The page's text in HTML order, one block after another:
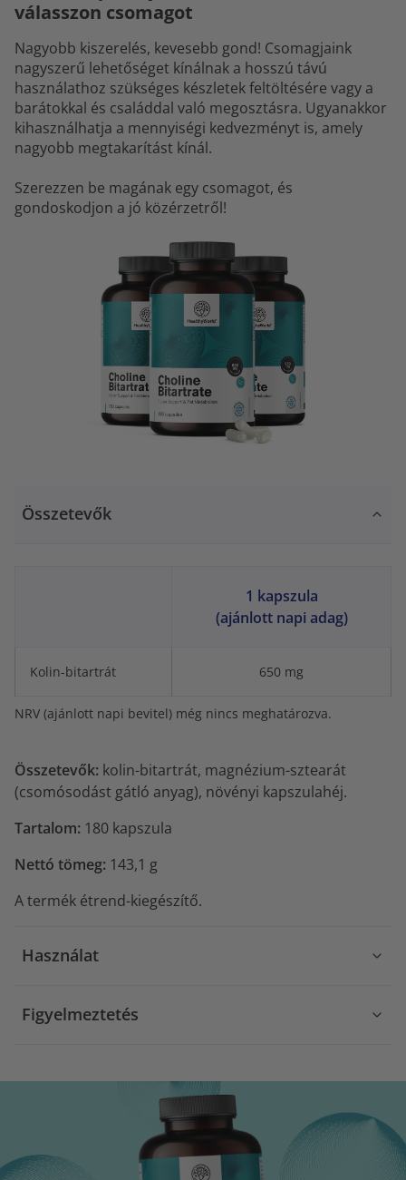
válasszon csomagot
Nagyobb kiszerelés, kevesebb gond! Csomagjaink
nagyszerű lehetőséget kínálnak a hosszú távú
használathoz szükséges készletek feltöltésére vagy a
barátokkal és családdal való megosztásra. Ugyanakkor
kihasználhatja a mennyiségi kedvezményt is, amely
nagyobb megtakarítást kínál.
Szerezzen be magának egy csomagot, és
gondoskodjon a jó közérzetről!
Összetevők
1 kapszula
(ajánlott napi adag)
Kolin-bitartrát 650 mg
NRV (ajánlott napi bevitel) még nincs meghatározva.
Összetevők: kolin-bitartrát, magnézium-sztearát
(csomósodást gátló anyag), növényi kapszulahéj.
Tartalom: 180 kapszula
Nettó tömeg: 143,1 g
A termék étrend-kiegészítő.
Használat
Figyelmeztetés